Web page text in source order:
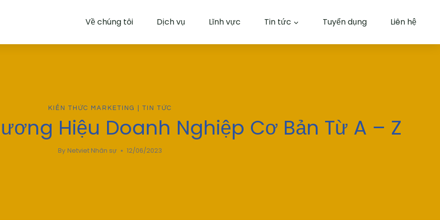
Về chúng tôi Dịch vụ Lĩnh vực Tin tức Tuyển dụng Liên hệ
KIẾN THỨC MARKETING TIN TỨC
Hiệu Doanh Nghiệp Cơ Bản Từ A – Z
By Netviet Nhân sự 12/06/2023